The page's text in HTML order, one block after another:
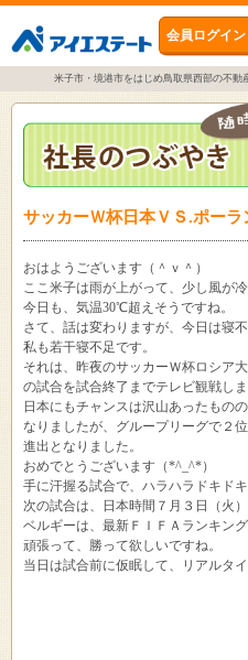
会員ログイン
米子市・境港市をはじめ鳥取県西部の不動
サッカーＷ杯日本ＶＳ.ポーラ
おはようございます（＾ｖ＾）
ここ米子は雨が上がって、少し風が冷
今日も、気温30℃超えそうですね。
さて、話は変わりますが、今日は寝
私も若干寝不足です。
それは、昨夜のサッカーＷ杯ロシア
の試合を試合終了までテレビ観戦しま
日本にもチャンスは沢山あったもの
なりましたが、グループリーグで２
進出となりました。
おめでとうございます（*^_^*）
手に汗握る試合で、ハラハラドキドキ
次の試合は、日本時間７月３日（火
ベルギーは、最新ＦＩＦＡランキング
頑張って、勝って欲しいですね。
当日は試合前に仮眠して、リアルタ